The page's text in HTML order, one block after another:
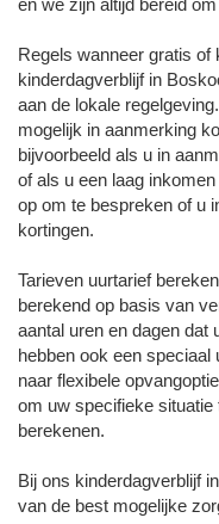
en we zijn altijd bereid
Regels wanneer gratis of
kinderdagverblijf in
aan de lokale
mogelijk in aanmerking
bijvoorbeeld als u in
of als u een laag
op om te bespreken of u
kortingen.
Tarieven uurtarief
berekend op basis van
aantal uren en dagen dat
hebben ook een
naar flexibele
om uw specifieke
berekenen.
Bij ons kinderdagverblijf
van de best mogelijke